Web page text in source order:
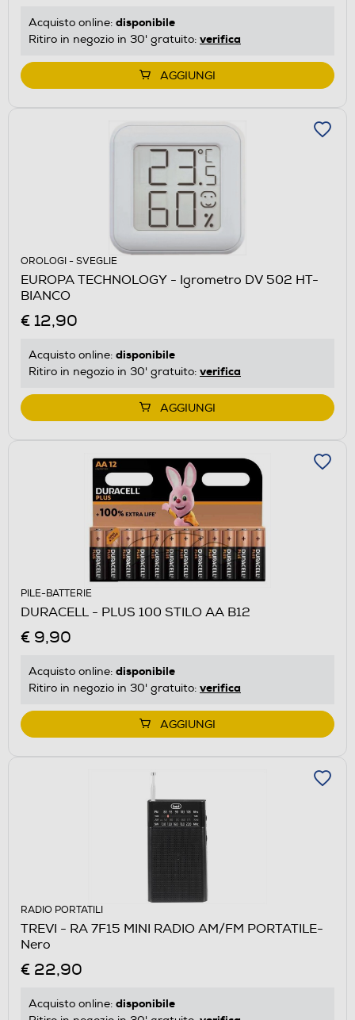
Acquisto online: disponibile
Ritiro in negozio in 30' gratuito: verifica
AGGIUNGI
OROLOGI - SVEGLIE
EUROPA TECHNOLOGY - Igrometro DV 502 HT-
BIANCO
€ 12,90
Acquisto online: disponibile
Ritiro in negozio in 30' gratuito: verifica
AGGIUNGI
PILE-BATTERIE
DURACELL - PLUS 100 STILO AA B12
€ 9,90
Acquisto online: disponibile
Ritiro in negozio in 30' gratuito: verifica
AGGIUNGI
RADIO PORTATILI
TREVI - RA 7F15 MINI RADIO AM/FM PORTATILE-
Nero
€ 22,90
Acquisto online: disponibile